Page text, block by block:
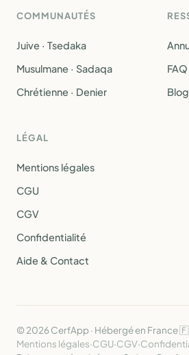
COMMUNAUTÉS
Juive · Tsedaka
Musulmane · Sadaqa
Chrétienne · Denier
FAQ
Blog
LÉGAL
Mentions légales
CGU
CGV
Confidentialité
Aide & Contact
© 2026 CerfApp · Hébergé en France
Mentions légales·CGU·CGV·